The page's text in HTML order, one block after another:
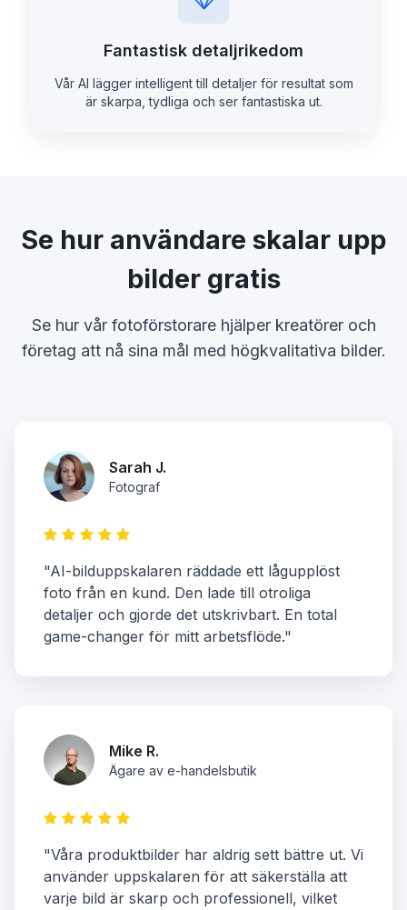
Fantastisk detaljrikedom
Vår AI lägger intelligent till detaljer för resultat som
är skarpa, tydliga och ser fantastiska ut.
Se hur användare skalar upp
bilder gratis
Se hur vår fotoförstorare hjälper kreatörer och
företag att nå sina mål med högkvalitativa bilder.
Sarah J.
Fotograf
"AI-bilduppskalaren räddade ett lågupplöst
foto från en kund. Den lade till otroliga
detaljer och gjorde det utskrivbart. En total
game-changer för mitt arbetsflöde."
Mike R.
Ägare av e-handelsbutik
"Våra produktbilder har aldrig sett bättre ut. Vi
använder uppskalaren för att säkerställa att
varje bild är skarp och professionell, vilket